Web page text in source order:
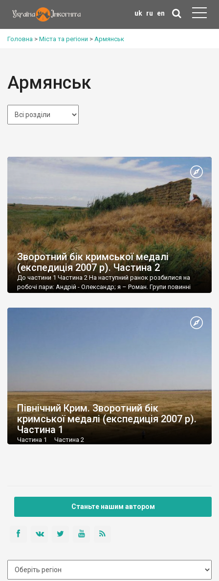
uk ru en
Головна > Міста та регіони > Армянськ
Армянськ
Зворотний бік кримської медалі
(експедиція 2007 р). Частина 2
До частини 1 Частина 2 На наступний ранок розбилися на
робочі пари: Андрій - Олександр; я – Роман. Групи повинні
Красноперекопськ) на північ. Зустріч передбачалася десь на
Північний Крим. Зворотний бік
кримської медалі (експедиція 2007 р).
Частина 1
Частина 1 Частина 2
Станьте нашим автором